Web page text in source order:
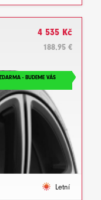
4 535 Kč
188.95 €
- BUDEME VÁS
Letní